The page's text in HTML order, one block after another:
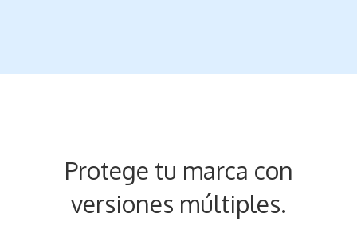
Protege tu marca con
versiones múltiples.